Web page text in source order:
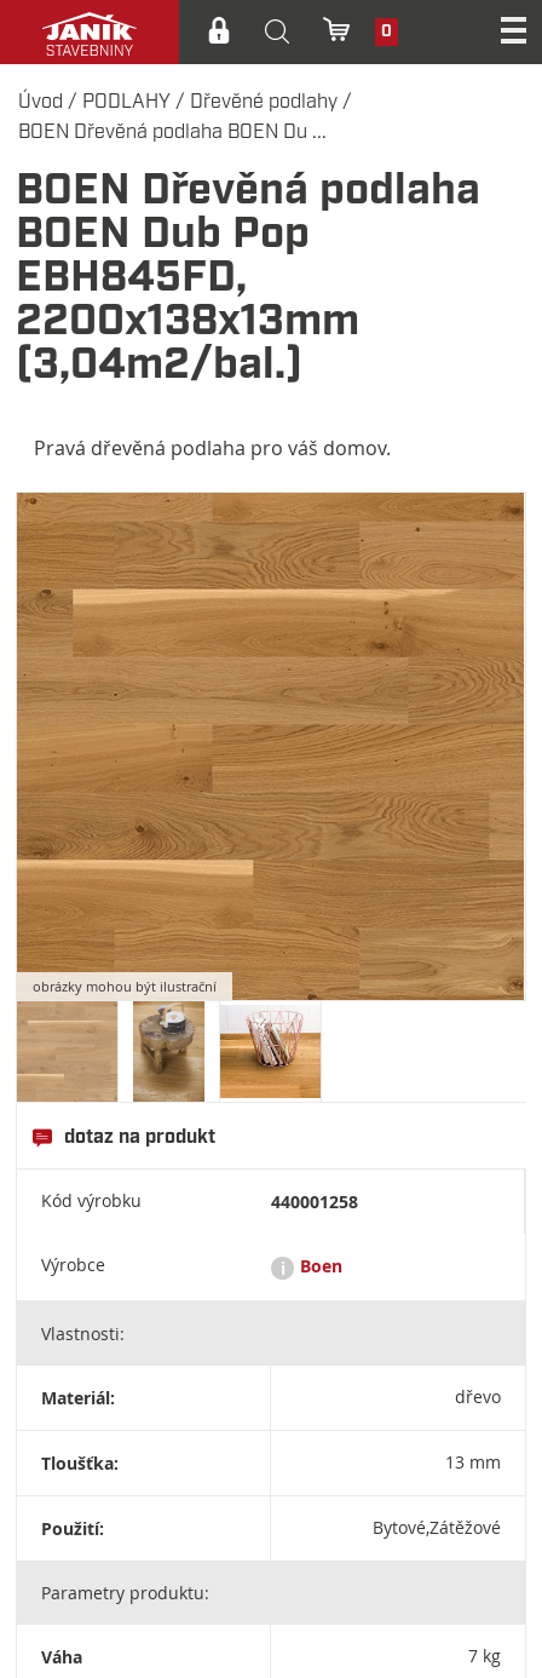
0
Úvod / PODLAHY / Dřevěné podlahy /
BOEN Dřevěná podlaha BOEN Du ...
BOEN Dřevěná podlaha
BOEN Dub Pop
EBH845FD,
2200x138x13mm
(3,04m2/bal.)
Pravá dřevěná podlaha pro váš domov.
obrázky mohou být ilustrační
dotaz na produkt
Kód výrobku 440001258
Výrobce i Boen
BOEN HARDWOOD FLOORING INC. | 1156 Pelican Bay Drive |
Vlastnosti:
Materiál: dřevo
Tloušťka: 13 mm
Použití: Bytové,Zátěžové
Parametry produktu:
Váha 7 kg